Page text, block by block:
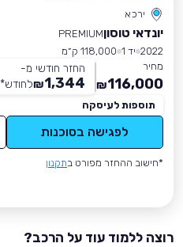
ירכא
יונדאי טוסוןPREMIUM
2022 יד 1
118,000 ק״מ
מחיר
116,000
₪
החזר חודשי מ-
1,344
₪לחודש*
תוספות לעיסקה
לפגישה בסוכנות
*חישוב ההחזר מפורט בתקנון
רוצה ללמוד עוד על הרכב?